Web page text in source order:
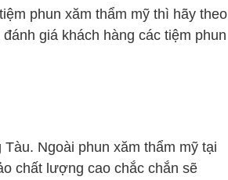
phun xăm thẩm mỹ thì hãy theo
giá khách hàng các tiệm phun
Ngoài phun xăm thẩm mỹ tại
chất lượng cao chắc chắn sẽ